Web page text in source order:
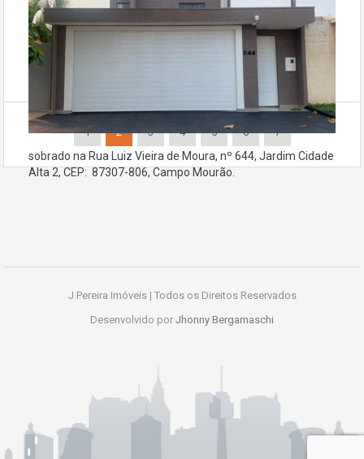
Centro, Campo Mourão.
Apartamento na Rua Santos Dumont, Apt. 214, 1º Andar,
Residencial Valência, Centro na cidade de Campo Mourão.
sobrado na Rua Luiz Vieira de Moura, nº 644, Jardim Cidade
Alta 2, CEP: 87307-806, Campo Mourão.
1 2 3 4 5 6 7
J Pereira Imóveis | Todos os Direitos Reservados
Desenvolvido por Jhonny Bergamaschi